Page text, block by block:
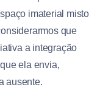
imaterial misto
que
a integração
ela envia,
ausente.